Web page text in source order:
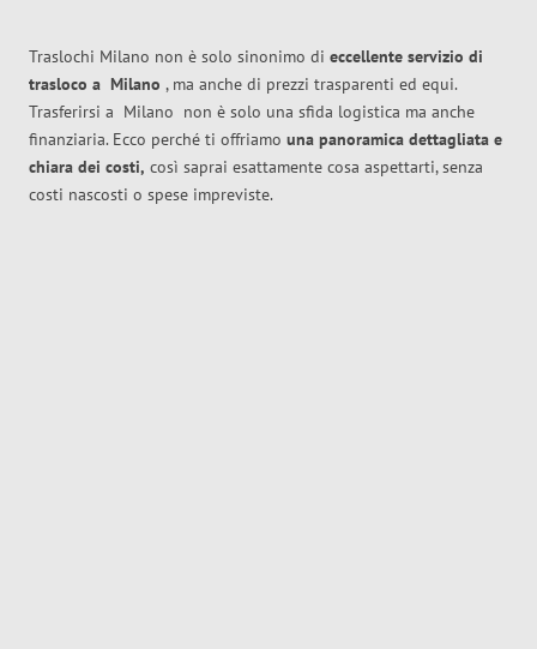
Traslochi Milano non è solo sinonimo di eccellente servizio di
trasloco a Milano , ma anche di prezzi trasparenti ed equi.
Trasferirsi a Milano non è solo una sfida logistica ma anche
finanziaria. Ecco perché ti offriamo una panoramica dettagliata e
chiara dei costi, così saprai esattamente cosa aspettarti, senza
costi nascosti o spese impreviste.